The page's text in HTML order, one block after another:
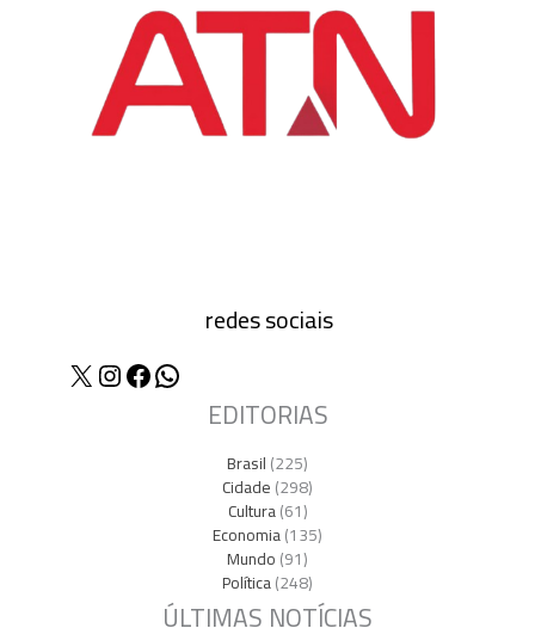
redes sociais
X Instagram
Facebook
WhatsApp
EDITORIAS
Brasil(225)
Cidade(298)
Cultura(61)
Economia(135)
Mundo(91)
Política(248)
ÚLTIMAS NOTÍCIAS